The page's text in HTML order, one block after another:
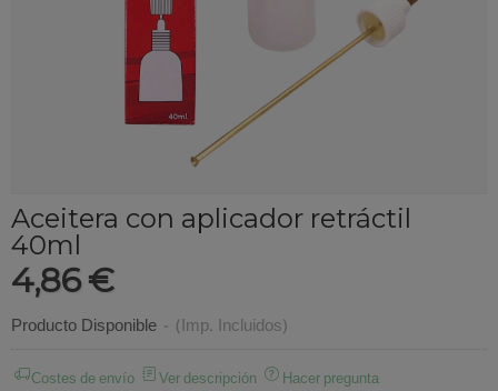
Aceitera con aplicador retráctil
40ml
4,86 €
Producto Disponible - (Imp. Incluidos)
Costes de envío Ver descripción Hacer pregunta